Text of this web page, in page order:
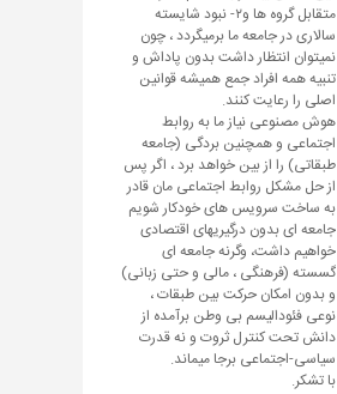
متقابل گروه ها و۲- نبود شایسته
سالاری در جامعه ما برمیگردد ، چون
نمیتوان انتظار داشت بدون پاداش و
تنبیه همه افراد جمع همیشه قوانین
اصلی را رعایت کنند.
هوش مصنوعی نیاز ما به روابط
اجتماعی و همچنین بردگی (جامعه
طبقاتی) را از بین خواهد برد ، اگر پس
از حل مشکل روابط اجتماعی مان قادر
به ساخت سرویس های خودکار شویم
جامعه ای بدون درگیریهای اقتصادی
خواهیم داشت، وگرنه جامعه ای
گسسته (فرهنگی ، مالی و حتی زبانی)
و بدون امکان حرکت بین طبقات ،
نوعی فئودالیسم بی وطن برآمده از
دانش تحت کنترل ثروت و نه قدرت
سیاسی-اجتماعی برجا میماند.
با تشکر.